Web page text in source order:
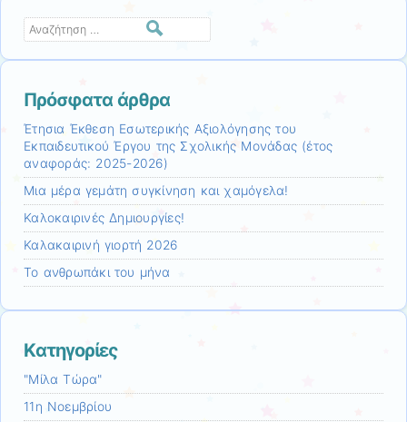
Αναζήτηση
Πρόσφατα άρθρα
Έτησια Έκθεση Εσωτερικής Αξιολόγησης του
Εκπαιδευτικού Έργου της Σχολικής Μονάδας (έτος
αναφοράς: 2025-2026)
Μια μέρα γεμάτη συγκίνηση και χαμόγελα!
Καλοκαιρινές Δημιουργίες!
Καλακαιρινή γιορτή 2026
Το ανθρωπάκι του μήνα
Kατηγορίες
"Μίλα Τώρα"
11η Νοεμβρίου